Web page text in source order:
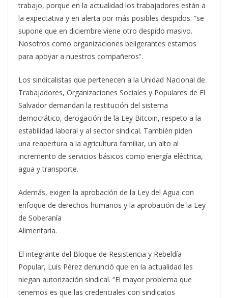
trabajo, porque en la actualidad los trabajadores están a
la expectativa y en alerta por más posibles despidos: “se
supone que en diciembre viene otro despido masivo.
Nosotros como organizaciones beligerantes estamos
para apoyar a nuestros compañeros”.
Los sindicalistas que pertenecen a la Unidad Nacional de
Trabajadores, Organizaciones Sociales y Populares de El
Salvador demandan la restitución del sistema
democrático, derogación de la Ley Bitcoin, respeto a la
estabilidad laboral y al sector sindical. También piden
una reapertura a la agricultura familiar, un alto al
incremento de servicios básicos como energía eléctrica,
agua y transporte.
Además, exigen la aprobación de la Ley del Agua con
enfoque de derechos humanos y la aprobación de la Ley
de Soberanía
Alimentaria.
El integrante del Bloque de Resistencia y Rebeldía
Popular, Luis Pérez denunció que en la actualidad les
niegan autorización sindical. “El mayor problema que
tenemos es que las credenciales con sindicatos